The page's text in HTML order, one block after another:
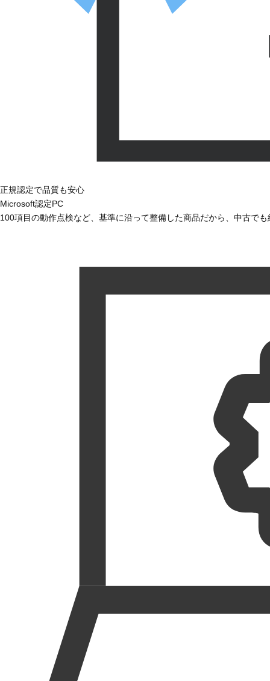
正規認定で品質も安心
Microsoft認定PC
100項目の動作点検など、基準に沿って整備した商品だから、中古で